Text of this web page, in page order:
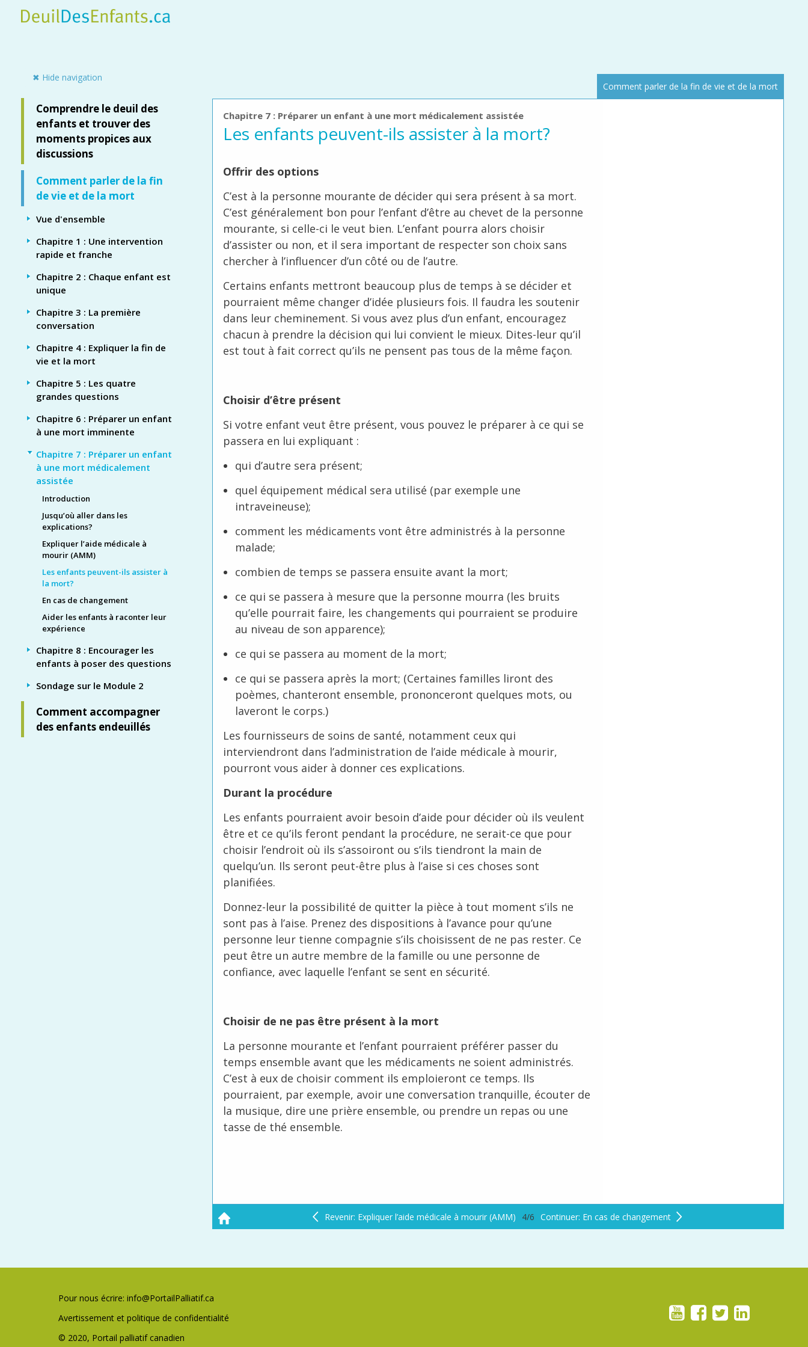
✖ Hide navigation
Comprendre le deuil des
enfants et trouver des
moments propices aux
discussions
Comment parler de la fin
de vie et de la mort
Vue d'ensemble
Chapitre 1 : Une intervention
rapide et franche
Chapitre 2 : Chaque enfant est
unique
Chapitre 3 : La première
conversation
Chapitre 4 : Expliquer la fin de
vie et la mort
Chapitre 5 : Les quatre
grandes questions
Chapitre 6 : Préparer un enfant
à une mort imminente
Chapitre 7 : Préparer un enfant
à une mort médicalement
assistée
Introduction
Jusqu’où aller dans les
explications?
Expliquer l’aide médicale à
mourir (AMM)
Les enfants peuvent-ils assister à
la mort?
En cas de changement
Aider les enfants à raconter leur
expérience
Chapitre 8 : Encourager les
enfants à poser des questions
Sondage sur le Module 2
Comment accompagner
des enfants endeuillés
Comment parler de la fin de vie et de la mort
Chapitre 7 : Préparer un enfant à une mort médicalement assistée
Les enfants peuvent-ils assister à la mort?
Offrir des options
C’est à la personne mourante de décider qui sera présent à sa mort.
C’est généralement bon pour l’enfant d’être au chevet de la personne
mourante, si celle-ci le veut bien. L’enfant pourra alors choisir
d’assister ou non, et il sera important de respecter son choix sans
chercher à l’influencer d’un côté ou de l’autre.
Certains enfants mettront beaucoup plus de temps à se décider et
pourraient même changer d’idée plusieurs fois. Il faudra les soutenir
dans leur cheminement. Si vous avez plus d’un enfant, encouragez
chacun à prendre la décision qui lui convient le mieux. Dites-leur qu’il
est tout à fait correct qu’ils ne pensent pas tous de la même façon.
Choisir d’être présent
Si votre enfant veut être présent, vous pouvez le préparer à ce qui se
passera en lui expliquant :
qui d’autre sera présent;
quel équipement médical sera utilisé (par exemple une
intraveineuse);
comment les médicaments vont être administrés à la personne
malade;
combien de temps se passera ensuite avant la mort;
ce qui se passera à mesure que la personne mourra (les bruits
qu’elle pourrait faire, les changements qui pourraient se produire
au niveau de son apparence);
ce qui se passera au moment de la mort;
ce qui se passera après la mort; (Certaines familles liront des
poèmes, chanteront ensemble, prononceront quelques mots, ou
laveront le corps.)
Les fournisseurs de soins de santé, notamment ceux qui
interviendront dans l’administration de l’aide médicale à mourir,
pourront vous aider à donner ces explications.
Durant la procédure
Les enfants pourraient avoir besoin d’aide pour décider où ils veulent
être et ce qu’ils feront pendant la procédure, ne serait-ce que pour
choisir l’endroit où ils s’assoiront ou s’ils tiendront la main de
quelqu’un. Ils seront peut-être plus à l’aise si ces choses sont
planifiées.
Donnez-leur la possibilité de quitter la pièce à tout moment s’ils ne
sont pas à l’aise. Prenez des dispositions à l’avance pour qu’une
personne leur tienne compagnie s’ils choisissent de ne pas rester. Ce
peut être un autre membre de la famille ou une personne de
confiance, avec laquelle l’enfant se sent en sécurité.
Choisir de ne pas être présent à la mort
La personne mourante et l’enfant pourraient préférer passer du
temps ensemble avant que les médicaments ne soient administrés.
C’est à eux de choisir comment ils emploieront ce temps. Ils
pourraient, par exemple, avoir une conversation tranquille, écouter de
la musique, dire une prière ensemble, ou prendre un repas ou une
tasse de thé ensemble.
Revenir: Expliquer l’aide médicale à mourir (AMM) 4/6 Continuer: En cas de changement
Pour nous écrire: info@PortailPalliatif.ca
Avertissement et politique de confidentialité
© 2020, Portail palliatif canadien